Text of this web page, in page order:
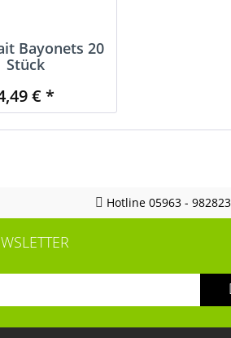
Bayonets 20
Stück
€ *
Hotline 05963 - 982823